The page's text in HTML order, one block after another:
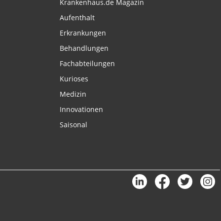
Krankenhaus.de Magazin
Aufenthalt
Erkrankungen
Behandlungen
Fachabteilungen
Kurioses
Medizin
Innovationen
Saisonal